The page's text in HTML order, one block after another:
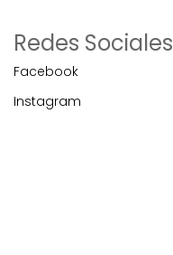
Redes Sociales
Facebook
Instagram